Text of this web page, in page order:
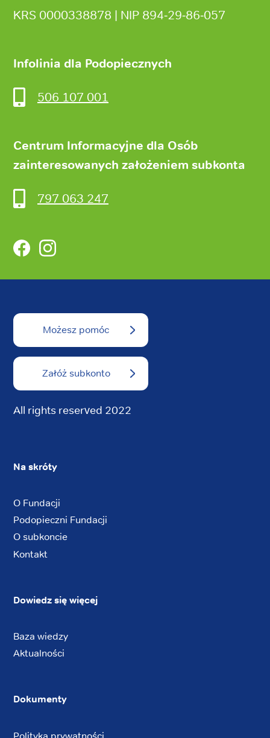
KRS 0000338878 | NIP 894‑29‑86‑057
Infolinia dla Podopiecznych
506 107 001
Centrum Informacyjne dla Osób
zainteresowanych założeniem subkonta
797 063 247
FacebookInstagram
Możesz pomóc
Załóż subkonto
All rights reserved 2022
Na skróty
O Fundacji
Podopieczni Fundacji
O subkoncie
Kontakt
Dowiedz się więcej
Baza wiedzy
Aktualności
Dokumenty